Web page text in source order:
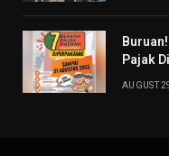
Pajak
AUGUST